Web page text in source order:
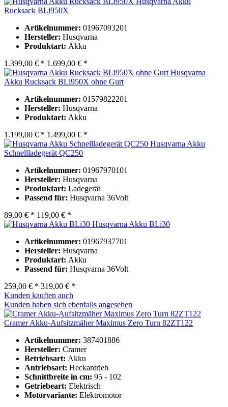
Rucksack BLi950X
Artikelnummer: 01967093201
Hersteller: Husqvarna
Produktart: Akku
1.399,00 € * 1.699,00 € *
Husqvarna
Akku Rucksack BLi950X ohne Gurt
Artikelnummer: 01579822201
Hersteller: Husqvarna
Produktart: Akku
1.199,00 € * 1.499,00 € *
Husqvarna Akku
Schnellladegerät QC250
Artikelnummer: 01967970101
Hersteller: Husqvarna
Produktart: Ladegerät
Passend für: Husqvarna 36Volt
89,00 € * 119,00 € *
Husqvarna Akku BLi30
Artikelnummer: 01967937701
Hersteller: Husqvarna
Produktart: Akku
Passend für: Husqvarna 36Volt
259,00 € * 319,00 € *
Kunden kauften auch
Kunden haben sich ebenfalls angesehen
Cramer Akku-Aufsitzmäher Maximus Zero Turn 82ZT122
Artikelnummer: 387401886
Hersteller: Cramer
Betriebsart: Akku
Antriebsart: Heckantrieb
Schnittbreite in cm: 95 - 102
Getriebeart: Elektrisch
Motorvariante: Elektromotor